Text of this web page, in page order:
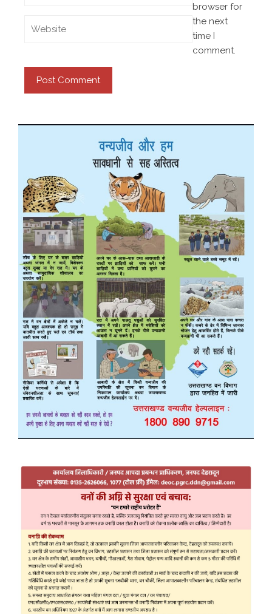
browser for
the next
time I
comment.